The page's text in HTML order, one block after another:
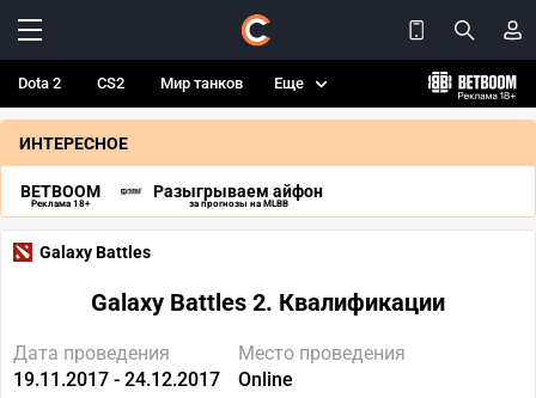
Dota 2 CS2 Мир танков Еще
ИНТЕРЕСНОЕ
BETBOOM
Реклама 18+
Разыгрываем айфон
за прогнозы на MLBB
Galaxy Battles
Galaxy Battles 2. Квалификации
Дата проведения
19.11.2017 - 24.12.2017
Место проведения
Online